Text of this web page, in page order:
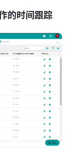
的时间跟踪